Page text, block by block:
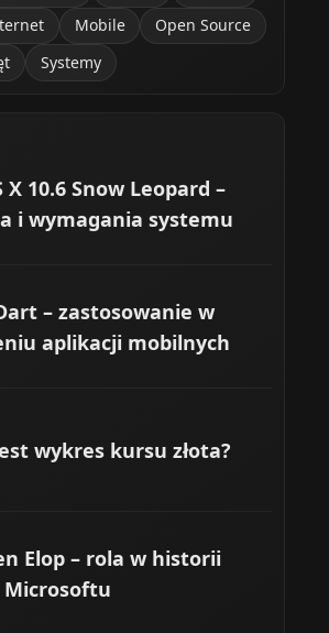
Mobile
Open Source
Systemy
X 10.6 Snow Leopard –
i wymagania systemu
– zastosowanie w
aplikacji mobilnych
wykres kursu złota?
Elop – rola w historii